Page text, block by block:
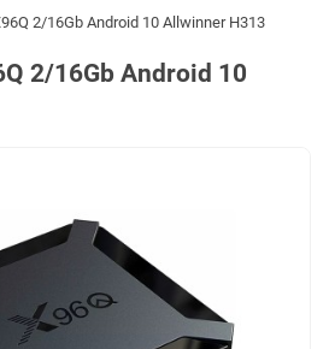
2/16Gb Android 10 Allwinner H313
2/16Gb Android 10